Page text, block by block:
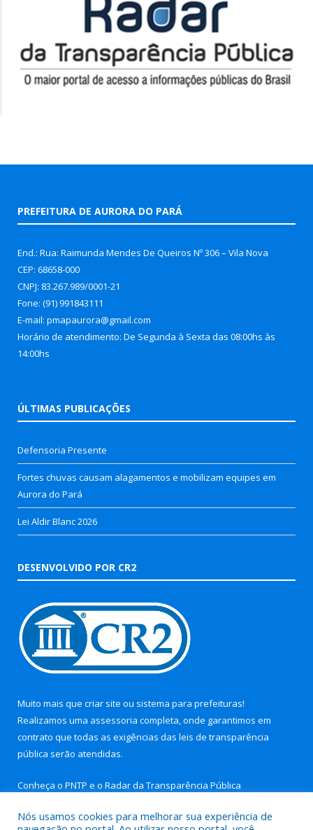
PREFEITURA DE AURORA DO PARÁ
End.: Rua: Raimunda Mendes De Queiros Nº 306 – Vila Nova
CEP: 68658-000
CNPJ: 83.267.989/0001-21
Fone: (91) 991843111
E-mail: pmapaurora@gmail.com
Horário de atendimento: De Segunda à Sexta das 08:00hs às
14:00hs
ÚLTIMAS PUBLICAÇÕES
Defensoria Presente
Fortes chuvas causam alagamentos e mobilizam equipes em
Aurora do Pará
Lei Aldir Blanc 2026
DESENVOLVIDO POR CR2
Muito mais que criar site ou sistema para prefeituras!
Realizamos uma assessoria completa, onde garantimos em
contrato que todas as exigências das leis de transparência
pública serão atendidas.
Conheça o PNTP e o Radar da Transparência Pública
Nós usamos cookies para melhorar sua experiência de